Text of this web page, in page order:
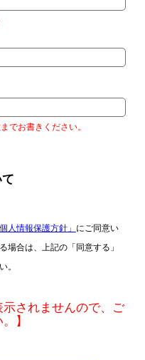
でお書きください。
個人情報保護方針」 にご同意い
場合は、上記の「同意する」
。
されませんので、ご
】